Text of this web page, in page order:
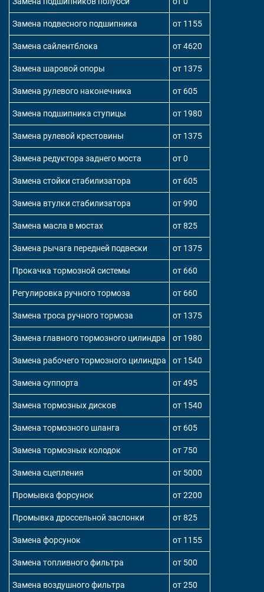
Замена подвесного подшипника от 1155
Замена сайлентблока от 4620
Замена шаровой опоры от 1375
Замена рулевого наконечника от 605
Замена подшипника ступицы от 1980
Замена рулевой крестовины от 1375
Замена редуктора заднего моста от 0
Замена стойки стабилизатора от 605
Замена втулки стабилизатора от 990
Замена масла в мостах от 825
Замена рычага передней подвески от 1375
Прокачка тормозной системы от 660
Регулировка ручного тормоза от 660
Замена троса ручного тормоза от 1375
Замена главного тормозного цилиндра от 1980
Замена рабочего тормозного цилиндра от 1540
Замена суппорта от 495
Замена тормозных дисков от 1540
Замена тормозного шланга от 605
Замена тормозных колодок от 750
Замена сцепления от 5000
Промывка форсунок от 2200
Промывка дроссельной заслонки от 825
Замена форсунок от 1155
Замена топливного фильтра от 500
Замена воздушного фильтра от 250